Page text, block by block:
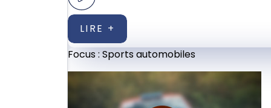
LIRE +
Focus : Sports automobiles